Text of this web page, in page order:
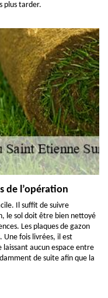
plus tarder.
de l’opération
Il suffit de suivre
le sol doit être bien nettoyé
Les plaques de gazon
Une fois livrées, il est
aucun espace entre
de suite afin que la